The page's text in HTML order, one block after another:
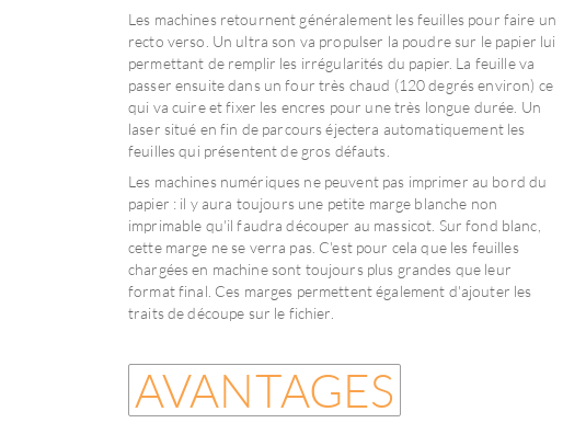
Les machines retournent généralement les feuilles pour faire un
recto verso. Un ultra son va propulser la poudre sur le papier lui
permettant de remplir les irrégularités du papier. La feuille va
passer ensuite dans un four très chaud (120 degrés environ) ce
qui va cuire et fixer les encres pour une très longue durée. Un
laser situé en fin de parcours éjectera automatiquement les
feuilles qui présentent de gros défauts.
Les machines numériques ne peuvent pas imprimer au bord du
papier : il y aura toujours une petite marge blanche non
imprimable qu'il faudra découper au massicot. Sur fond blanc,
cette marge ne se verra pas. C'est pour cela que les feuilles
chargées en machine sont toujours plus grandes que leur
format final. Ces marges permettent également d'ajouter les
traits de découpe sur le fichier.
AVANTAGES